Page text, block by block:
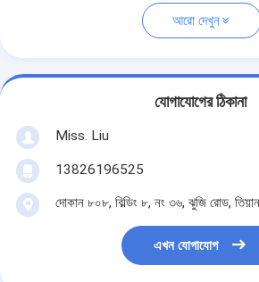
আরো দেখুন
যোগাযোগের ঠিকানা
Miss. Liu
13826196525
দোকান ৮০৮, বিল্ডিং ৮, নং ৩৬, ঝুজি রোড,
এখন যোগাযোগ